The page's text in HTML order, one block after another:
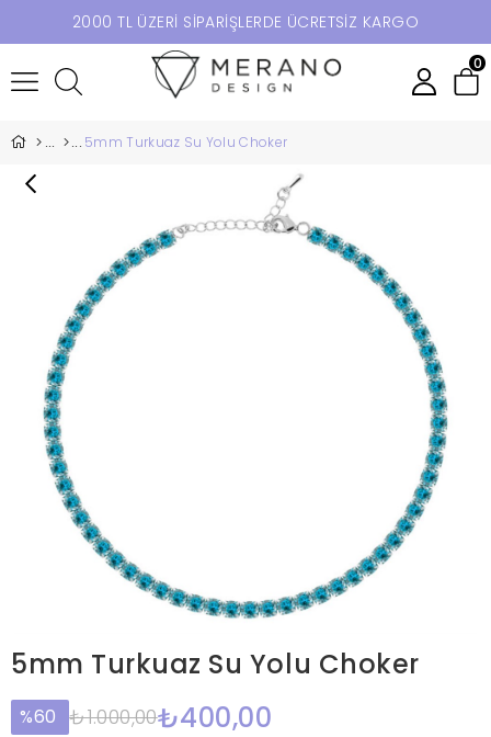
2000 TL ÜZERİ SİPARİŞLERDE ÜCRETSİZ KARGO
0
5mm Turkuaz Su Yolu Choker
5mm Turkuaz Su Yolu Choker
60 ₺1.000,00₺400,00